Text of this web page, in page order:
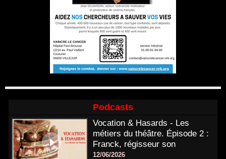
Podcasts
Vocation & Hasards - Les
métiers du théâtre. Épisode 2 :
Franck, régisseur son
12/06/2026